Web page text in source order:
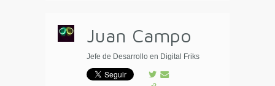
Juan Campo
Jefe de Desarrollo en Digital Friks